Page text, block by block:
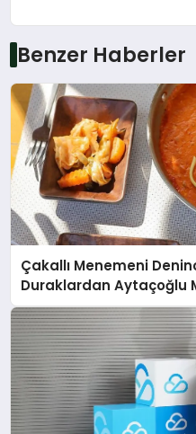
Benzer Haberler
Çakallı Menemeni
Duraklardan Aytaçoğlu